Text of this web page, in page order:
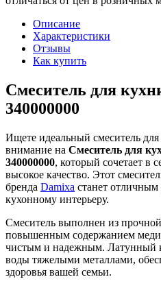
Описание
Характеристики
Отзывы
Как купить
Смеситель для
340000000
Ищете идеальный смеситель
внимание на Смеситель для
340000000, который сочетает в
высокое качество. Этот
бренда Damixa станет
кухонному интерьеру.
Смеситель выполнен из
повышенным содержанием меди,
чистым и надежным. Латунный
воды тяжелыми металлами,
здоровья вашей семьи.